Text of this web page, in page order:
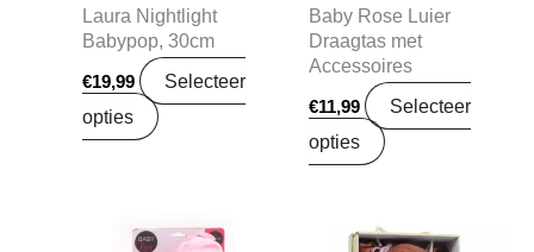
Laura Nightlight
Babypop, 30cm
€19,99
Selecteer
opties
Baby Rose Luier
Draagtas met
Accessoires
€11,99
Selecteer
opties
prijs
prijs